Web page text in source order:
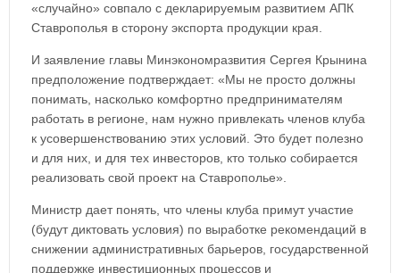
«случайно» совпало с декларируемым развитием АПК
Ставрополья в сторону экспорта продукции края.
И заявление главы Минэкономразвития Сергея Крынина
предположение подтверждает: «Мы не просто должны
понимать, насколько комфортно предпринимателям
работать в регионе, нам нужно привлекать членов клуба
к усовершенствованию этих условий. Это будет полезно
и для них, и для тех инвесторов, кто только собирается
реализовать свой проект на Ставрополье».
Министр дает понять, что члены клуба примут участие
(будут диктовать условия) по выработке рекомендаций в
снижении административных барьеров, государственной
поддержке инвестиционных процессов и